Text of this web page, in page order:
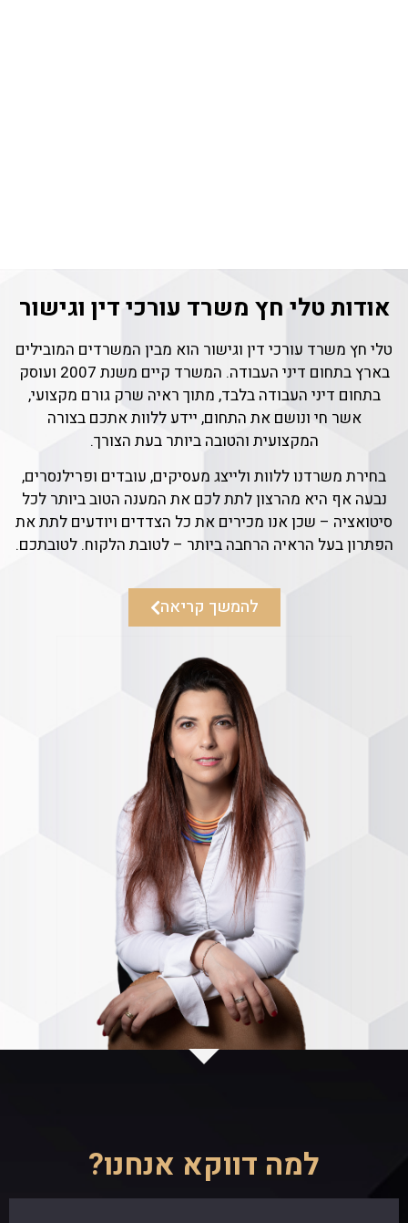
אודות טלי חץ משרד עורכי דין וגישור
טלי חץ משרד עורכי דין וגישור הוא מבין המשרדים המובילים
בארץ בתחום דיני העבודה. המשרד קיים משנת 2007 ועוסק
בתחום דיני העבודה בלבד, מתוך ראיה שרק גורם מקצועי,
אשר חי ונושם את התחום, יידע ללוות אתכם בצורה
המקצועית והטובה ביותר בעת הצורך.
בחירת משרדנו ללוות ולייצג מעסיקים, עובדים ופרילנסרים,
נבעה אף היא מהרצון לתת לכם את המענה הטוב ביותר לכל
סיטואציה – שכן אנו מכירים את כל הצדדים ויודעים לתת את
הפתרון בעל הראיה הרחבה ביותר – לטובת הלקוח. לטובתכם.
להמשך קריאה
למה דווקא אנחנו?